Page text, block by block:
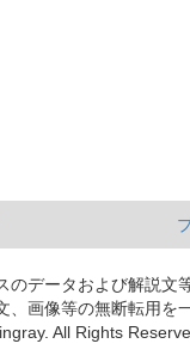
のデータおよび解説文
、画像等の無断転用を
All Rights